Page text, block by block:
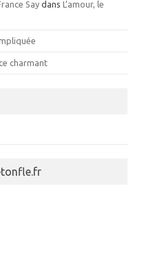
Say dans L’amour, le
charmant